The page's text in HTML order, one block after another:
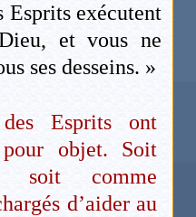
Esprits exécutent
et vous ne
ses desseins. »
Esprits ont
objet. Soit
soit comme
d’aider au